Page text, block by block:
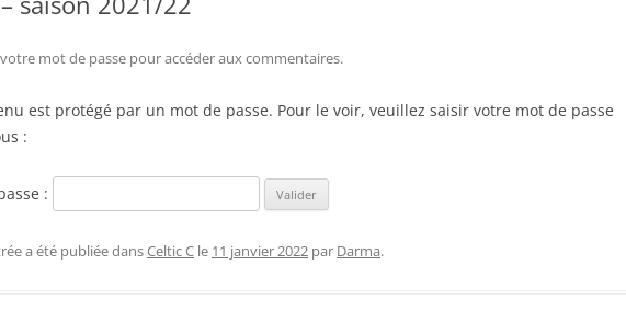
votre mot de passe pour accéder aux commentaires.
est protégé par un mot de passe. Pour le voir, veuillez saisir votre mot de passe
:
:
a été publiée dansCeltic C le 11 janvier 2022 par Darma.